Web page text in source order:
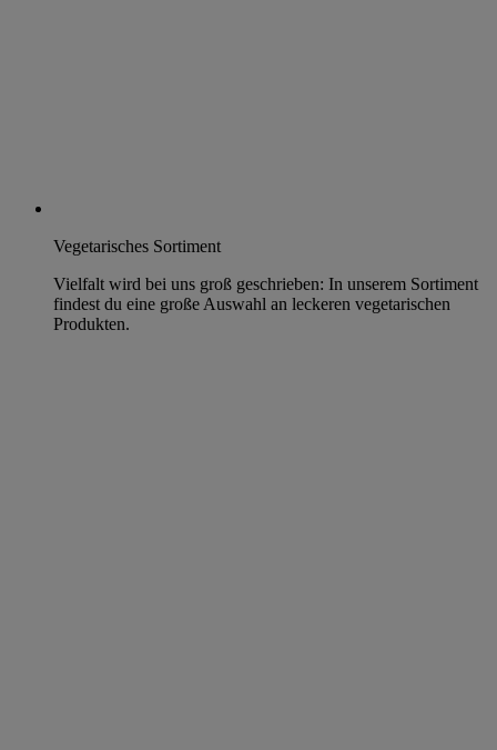
Vegetarisches Sortiment
Vielfalt wird bei uns groß geschrieben: In unserem Sortiment
findest du eine große Auswahl an leckeren vegetarischen
Produkten.